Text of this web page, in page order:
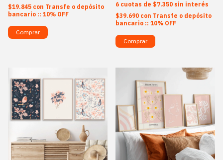
$19.845 con Transfe o depósito
bancario :: 10% OFF
Comprar
6 $7.350 sin interés
$39.690 con Transfe o depósito
bancario :: 10% OFF
Comprar